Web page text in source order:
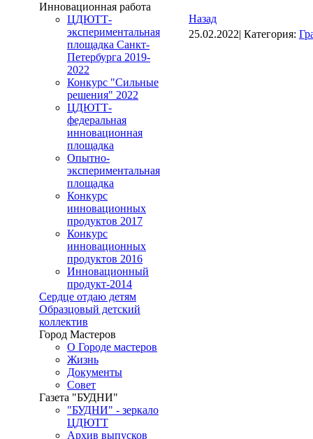
Инновационная работа
ЦДЮТТ-
экспериментальная
площадка Санкт-
Петербурга 2019-
2022
Конкурс "Сильные
решения" 2022
ЦДЮТТ-
федеральная
инновационная
площадка
Опытно-
экспериментальная
площадка
Конкурс
инновационных
продуктов 2017
Конкурс
инновационных
продуктов 2016
Инновационный
продукт-2014
Сердце отдаю детям
Образцовый детский
коллектив
Город Мастеров
О Городе мастеров
Жизнь
Документы
Совет
Газета "БУДНИ"
"БУДНИ" - зеркало
ЦДЮТТ
Архив выпусков
Назад
25.02.2022| Категория: